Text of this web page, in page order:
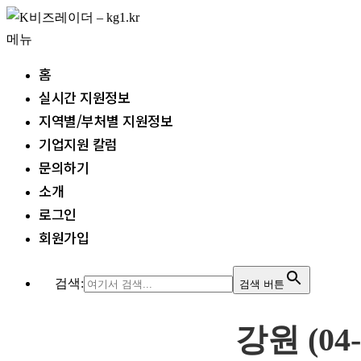
내
용
메뉴
홈
실시간 지원정보
지역별/부처별 지원정보
기업지원 칼럼
문의하기
소개
로그인
회원가입
검색: 검색 버튼
강원